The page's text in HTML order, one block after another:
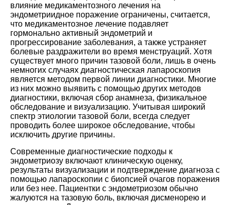
влияние медикаментозного лечения на
эндометриидное поражение ограничены, считается,
что медикаментозное лечение подавляет
гормонально активный эндометрий и
прогрессирование заболевания, а также устраняет
болевые раздражители во время менструаций. Хотя
существует много причин тазовой боли, лишь в очень
немногих случаях диагностическая лапароскопия
является методом первой линии диагностики. Многие
из них можно выявить с помощью других методов
диагностики, включая сбор анамнеза, физикальное
обследование и визуализацию. Учитывая широкий
спектр этиологии тазовой боли, всегда следует
проводить более широкое обследование, чтобы
исключить другие причины.
Современные диагностические подходы к
эндометриозу включают клиническую оценку,
результаты визуализации и подтверждение диагноза с
помощью лапароскопии с биопсией очагов поражения
или без нее. Пациентки с эндометриозом обычно
жалуются на тазовую боль, включая дисменорею и